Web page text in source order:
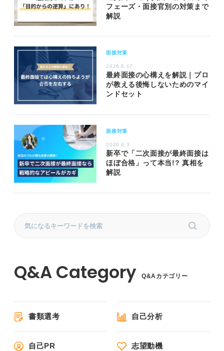
フェーズ・面接官別の対策まで
解説
面接対策
2026.6.17
最終面接の心構えを解説｜プロ
が教える後悔しないためのマイ
ンドセット
面接対策
2026.6.3
新卒で「二次面接が最終面接は
ほぼ合格」って本当!? 真相を
解説
Q&Aカテゴリー
書類選考 自己分析
自己PR 志望動機